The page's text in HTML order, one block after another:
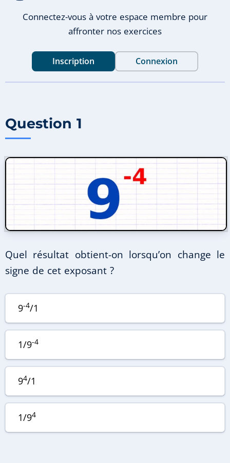
Connectez-vous à votre espace membre pour
affronter nos exercices
Inscription Connexion
Question 1
Quel résultat obtient-on lorsqu’on change le
signe de cet exposant ?
9-4/1
1/9-4
94/1
1/94